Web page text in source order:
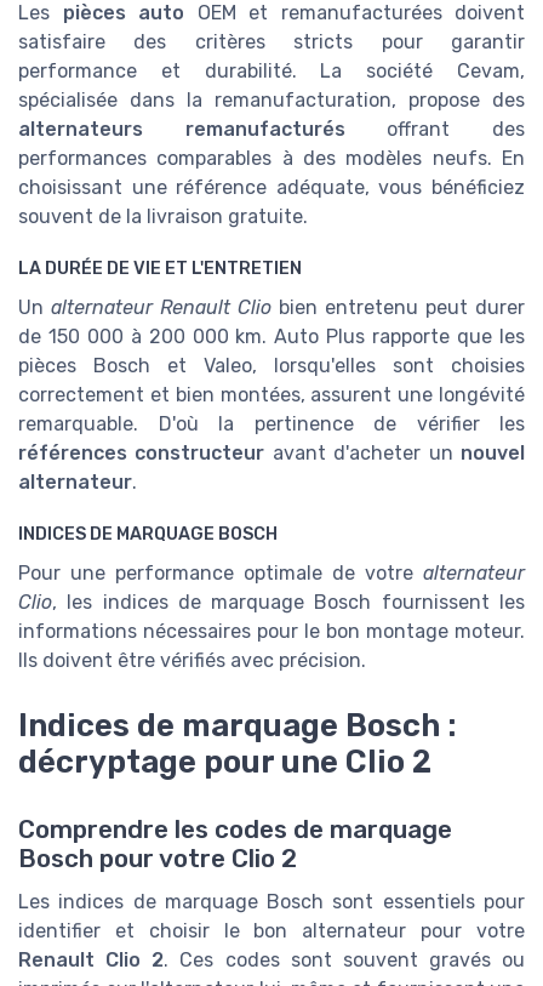
Les pièces auto OEM et remanufacturées doivent
satisfaire des critères stricts pour garantir
performance et durabilité. La société Cevam,
spécialisée dans la remanufacturation, propose des
alternateurs remanufacturés offrant des
performances comparables à des modèles neufs. En
choisissant une référence adéquate, vous bénéficiez
souvent de la livraison gratuite.
LA DURÉE DE VIE ET L'ENTRETIEN
Un alternateur Renault Clio bien entretenu peut durer
de 150 000 à 200 000 km. Auto Plus rapporte que les
pièces Bosch et Valeo, lorsqu'elles sont choisies
correctement et bien montées, assurent une longévité
remarquable. D'où la pertinence de vérifier les
références constructeur avant d'acheter un nouvel
alternateur.
INDICES DE MARQUAGE BOSCH
Pour une performance optimale de votre alternateur
Clio, les indices de marquage Bosch fournissent les
informations nécessaires pour le bon montage moteur.
Ils doivent être vérifiés avec précision.
Indices de marquage Bosch :
décryptage pour une Clio 2
Comprendre les codes de marquage
Bosch pour votre Clio 2
Les indices de marquage Bosch sont essentiels pour
identifier et choisir le bon alternateur pour votre
Renault Clio 2. Ces codes sont souvent gravés ou